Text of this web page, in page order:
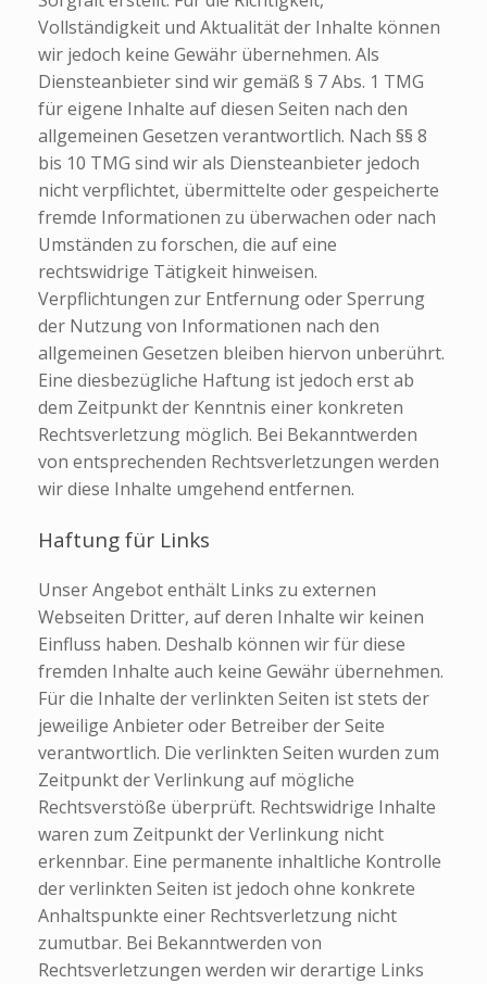
Vollständigkeit und Aktualität der Inhalte können
wir jedoch keine Gewähr übernehmen. Als
Diensteanbieter sind wir gemäß § 7 Abs. 1 TMG
für eigene Inhalte auf diesen Seiten nach den
allgemeinen Gesetzen verantwortlich. Nach §§ 8
bis 10 TMG sind wir als Diensteanbieter jedoch
nicht verpflichtet, übermittelte oder gespeicherte
fremde Informationen zu überwachen oder nach
Umständen zu forschen, die auf eine
rechtswidrige Tätigkeit hinweisen.
Verpflichtungen zur Entfernung oder Sperrung
der Nutzung von Informationen nach den
allgemeinen Gesetzen bleiben hiervon unberührt.
Eine diesbezügliche Haftung ist jedoch erst ab
dem Zeitpunkt der Kenntnis einer konkreten
Rechtsverletzung möglich. Bei Bekanntwerden
von entsprechenden Rechtsverletzungen werden
wir diese Inhalte umgehend entfernen.
Haftung für Links
Unser Angebot enthält Links zu externen
Webseiten Dritter, auf deren Inhalte wir keinen
Einfluss haben. Deshalb können wir für diese
fremden Inhalte auch keine Gewähr übernehmen.
Für die Inhalte der verlinkten Seiten ist stets der
jeweilige Anbieter oder Betreiber der Seite
verantwortlich. Die verlinkten Seiten wurden zum
Zeitpunkt der Verlinkung auf mögliche
Rechtsverstöße überprüft. Rechtswidrige Inhalte
waren zum Zeitpunkt der Verlinkung nicht
erkennbar. Eine permanente inhaltliche Kontrolle
der verlinkten Seiten ist jedoch ohne konkrete
Anhaltspunkte einer Rechtsverletzung nicht
zumutbar. Bei Bekanntwerden von
Rechtsverletzungen werden wir derartige Links